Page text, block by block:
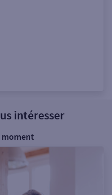
intéresser